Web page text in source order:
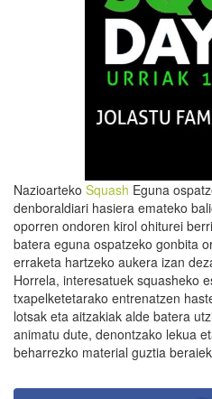
Nazioarteko Squash Eguna
denboraldiari hasiera emateko
oporren ondoren kirol ohiturei
batera eguna ospatzeko gonbita
erraketa hartzeko aukera izan
Horrela, interesatuek squasheko
txapelketetarako entrenatzen
lotsak eta aitzakiak alde batera
animatu dute, denontzako lekua
beharrezko material guztia